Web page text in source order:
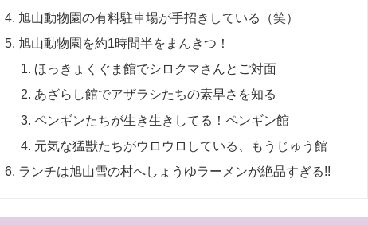
旭山動物園の有料駐車場が手招きしている（笑）
旭山動物園を約1時間半をまんきつ！
ほっきょくぐま館でシロクマさんとご対面
あざらし館でアザラシたちの素早さを知る
ペンギンたちが生き生きしてる！ペンギン館
元気な猛獣たちがウロウロしている、もうじゅう館
ランチは旭山雪の村へしょうゆラーメンが絶品すぎる!!